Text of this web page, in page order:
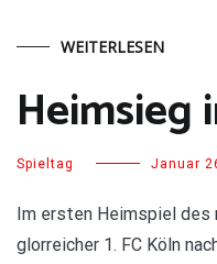
WEITERLESEN
Heimsieg
Spieltag Januar
Im ersten Heimspiel des
glorreicher 1. FC Köln